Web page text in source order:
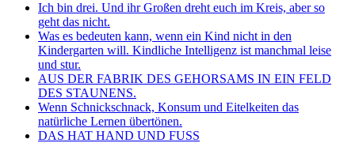
Ich bin drei. Und ihr Großen dreht euch im Kreis, aber so
geht das nicht.
Was es bedeuten kann, wenn ein Kind nicht in den
Kindergarten will. Kindliche Intelligenz ist manchmal leise
und stur.
AUS DER FABRIK DES GEHORSAMS IN EIN FELD
DES STAUNENS.
Wenn Schnickschnack, Konsum und Eitelkeiten das
natürliche Lernen übertönen.
DAS HAT HAND UND FUSS